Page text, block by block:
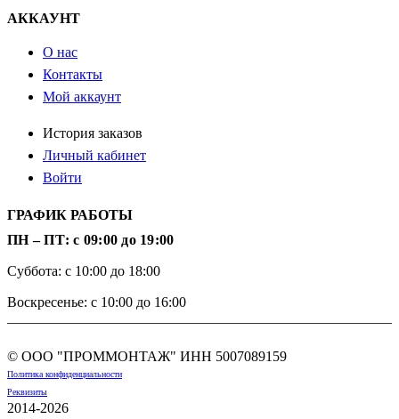
АККАУНТ
О нас
Контакты
Мой аккаунт
История заказов
Личный кабинет
Войти
ГРАФИК РАБОТЫ
ПН – ПТ: с 09:00 до 19:00
Суббота: с 10:00 до 18:00
Воскресенье: с 10:00 до 16:00
© ООО "ПРОММОНТАЖ" ИНН 5007089159
Политика конфиденциальности
Реквизиты
2014-2026